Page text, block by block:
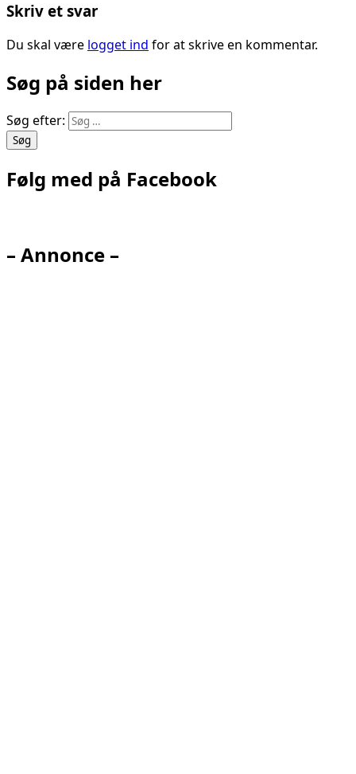
Skriv et svar
Du skal være logget ind for at skrive en kommentar.
Søg på siden her
Søg efter:
Følg med på Facebook
– Annonce –